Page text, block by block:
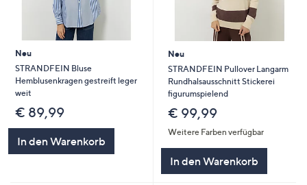
Neu
STRANDFEIN Bluse
Hemblusenkragen gestreift leger
weit
€ 89,99
In den Warenkorb
Neu
STRANDFEIN Pullover Langarm
Rundhalsausschnitt Stickerei
figurumspielend
€ 99,99
Weitere Farben verfügbar
In den Warenkorb